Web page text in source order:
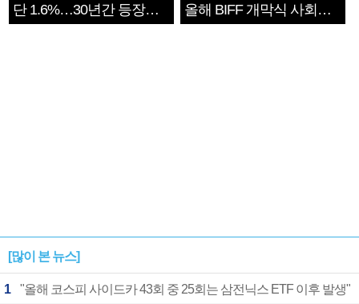
단 1.6%…30년간 등장
1182개팀 전수조사
올해 BIFF 개막식 사회자
확정
[많이 본 뉴스]
1 "올해 코스피 사이드카 43회 중 25회는 삼전닉스 ETF 이후 발생"